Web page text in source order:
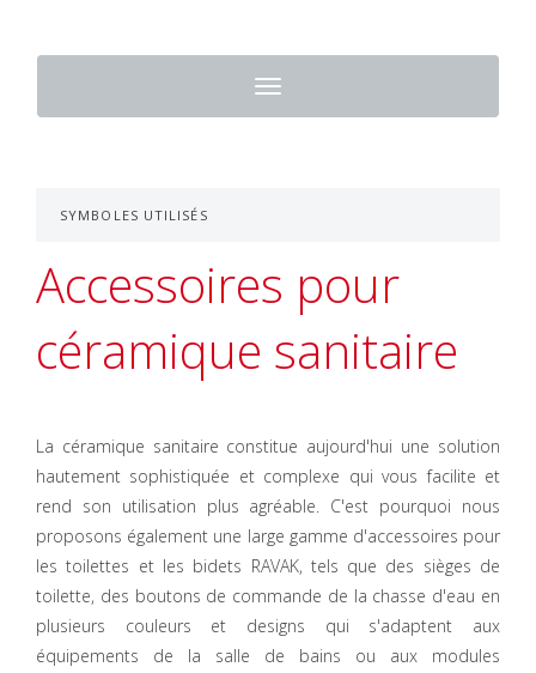
Toggle
navigation
SYMBOLES UTILISÉS
Accessoires pour
céramique sanitaire
La céramique sanitaire constitue aujourd'hui une solution
hautement sophistiquée et complexe qui vous facilite et
rend son utilisation plus agréable. C'est pourquoi nous
proposons également une large gamme d'accessoires pour
les toilettes et les bidets RAVAK, tels que des sièges de
toilette, des boutons de commande de la chasse d'eau en
plusieurs couleurs et designs qui s'adaptent aux
équipements de la salle de bains ou aux modules